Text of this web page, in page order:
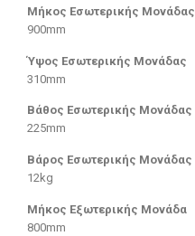
Μήκος Εσωτερικής Μονάδας
900mm
Ύψος Εσωτερικής Μονάδας
310mm
Βάθος Εσωτερικής Μονάδας
225mm
Βάρος Εσωτερικής Μονάδας
12kg
Μήκος Εξωτερικής Μονάδα
800mm